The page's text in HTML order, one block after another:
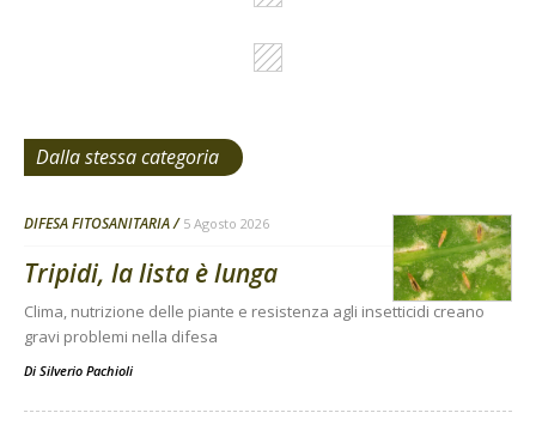
Dalla stessa categoria
DIFESA FITOSANITARIA 5 Agosto 2026
Tripidi, la lista è lunga
Clima, nutrizione delle piante e resistenza agli insetticidi creano
gravi problemi nella difesa
Di Silverio Pachioli